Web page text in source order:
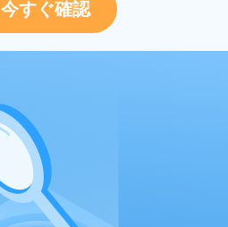
今すぐ確認